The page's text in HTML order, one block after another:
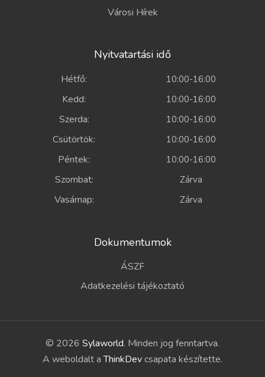
Városi Hírek
Nyitvatartási idő
Hétfő: 10:00-16:00
Kedd: 10:00-16:00
Szerda: 10:00-16:00
Csütörtök: 10:00-16:00
Péntek: 10:00-16:00
Szombat: Zárva
Vasárnap: Zárva
Dokumentumok
ÁSZF
Adatkezelési tájékoztató
© 2026 Sylaworld. Minden jog fenntartva.
A weboldalt aThinkDevcsapata készítette.